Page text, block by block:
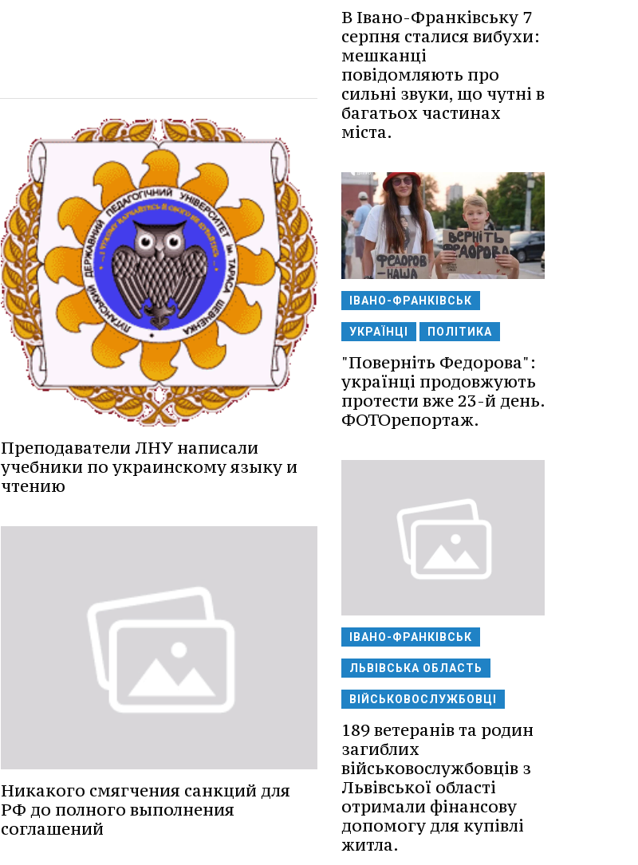
Преподаватели ЛНУ написали
учебники по украинскому языку и
чтению
Никакого смягчения санкций для
РФ до полного выполнения
соглашений
В Івано-Франківську 7
серпня сталися вибухи:
мешканці
повідомляють про
сильні звуки, що чутні в
багатьох частинах
міста.
ІВАНО-ФРАНКІВСЬК
УКРАЇНЦІ ПОЛІТИКА
"Поверніть Федорова":
українці продовжують
протести вже 23-й день.
ФОТОрепортаж.
ІВАНО-ФРАНКІВСЬК
ЛЬВІВСЬКА ОБЛАСТЬ
ВІЙСЬКОВОСЛУЖБОВЦІ
189 ветеранів та родин
загиблих
військовослужбовців з
Львівської області
отримали фінансову
допомогу для купівлі
житла.